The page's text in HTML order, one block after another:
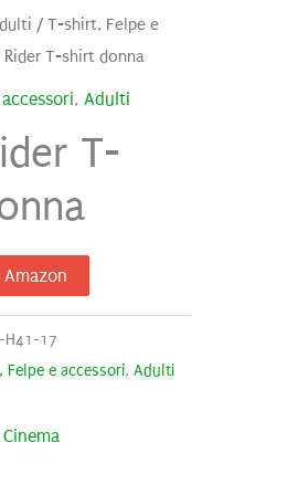
/ T-shirt, Felpe e
Rider T-shirt donna
, Adulti
T-
H41-17
Felpe e accessori, Adulti